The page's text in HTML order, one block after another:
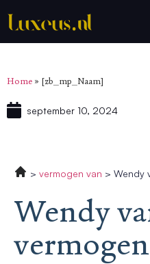
Home » [zb_mp_Naam]
september 10, 2024
vermogen van Wendy
Wendy
vermogen